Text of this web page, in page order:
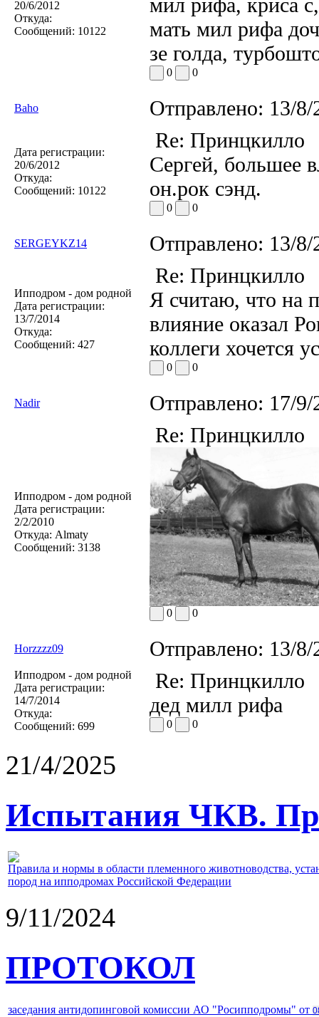
20/6/2012
Откуда:
Сообщений: 10122
мил рифа, криса
мать мил рифа
зе голда,
0 0
Baho Отправлено: 13/
Дата регистрации:
20/6/2012
Откуда:
Сообщений: 10122
Re: Принцкилло
Сергей, большее
он.рок сэнд.
0 0
SERGEYKZ14 Отправлено: 13/
Ипподром - дом родной
Дата регистрации:
13/7/2014
Откуда:
Сообщений: 427
Re: Принцкилло
Я считаю, что на
влияние оказал
коллеги хочется
0 0
Nadir Отправлено: 17/
Ипподром - дом родной
Дата регистрации:
2/2/2010
Откуда: Almaty
Сообщений: 3138
Re: Принцкилло
0 0
Horzzzz09 Отправлено: 13/
Ипподром - дом родной
Дата регистрации:
14/7/2014
Откуда:
Сообщений: 699
Re: Принцкилло
дед милл рифа
0 0
21/4/2025
Испытания ЧКВ.
Правила и нормы в области племенного животноводства,
пород на ипподромах Российской Федерации
9/11/2024
ПРОТОКОЛ
заседания антидопинговой комиссии АО "Росипподромы" от